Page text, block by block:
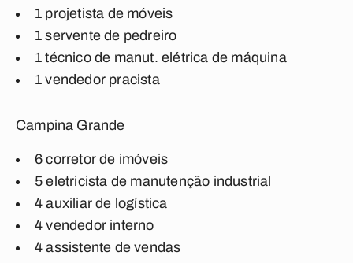
1 projetista de móveis
1 servente de pedreiro
1 técnico de manut. elétrica de máquina
1 vendedor pracista
Campina Grande
6 corretor de imóveis
5 eletricista de manutenção industrial
4 auxiliar de logística
4 vendedor interno
4 assistente de vendas